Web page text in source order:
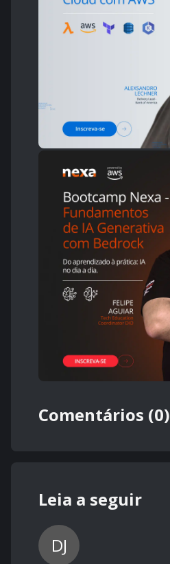
Comentários (0)
Leia a seguir
DJ